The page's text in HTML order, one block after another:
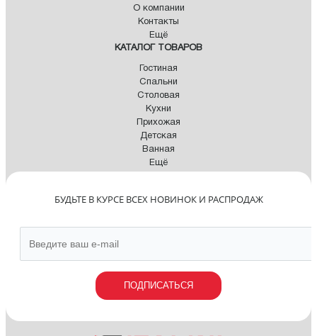
О компании
Контакты
Ещё
КАТАЛОГ ТОВАРОВ
Гостиная
Спальни
Столовая
Кухни
Прихожая
Детская
Ванная
Ещё
БУДЬТЕ В КУРСЕ ВСЕХ НОВИНОК И РАСПРОДАЖ
ПОДПИСАТЬСЯ